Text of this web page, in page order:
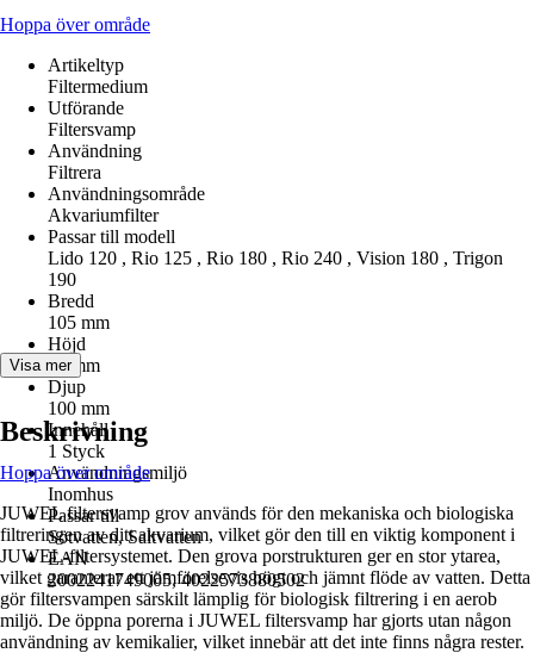
Hoppa över område
Artikeltyp
Filtermedium
Utförande
Filtersvamp
Användning
Filtrera
Användningsområde
Akvariumfilter
Passar till modell
Lido 120 , Rio 125 , Rio 180 , Rio 240 , Vision 180 , Trigon
190
Bredd
105 mm
Höjd
55 mm
Djup
100 mm
Innehåll
1 Styck
Användningsmiljö
Inomhus
Passar till
Sötvatten, Saltvatten
EAN
2002241749005, 4022573880502
Visa mer
Beskrivning
Hoppa över område
JUWEL filtersvamp grov används för den mekaniska och biologiska
filtreringen av ditt akvarium, vilket gör den till en viktig komponent i
JUWEL-filtersystemet. Den grova porstrukturen ger en stor ytarea,
vilket garanterar ett jämförelsevis högt och jämnt flöde av vatten. Detta
gör filtersvampen särskilt lämplig för biologisk filtrering i en aerob
miljö. De öppna porerna i JUWEL filtersvamp har gjorts utan någon
användning av kemikalier, vilket innebär att det inte finns några rester.